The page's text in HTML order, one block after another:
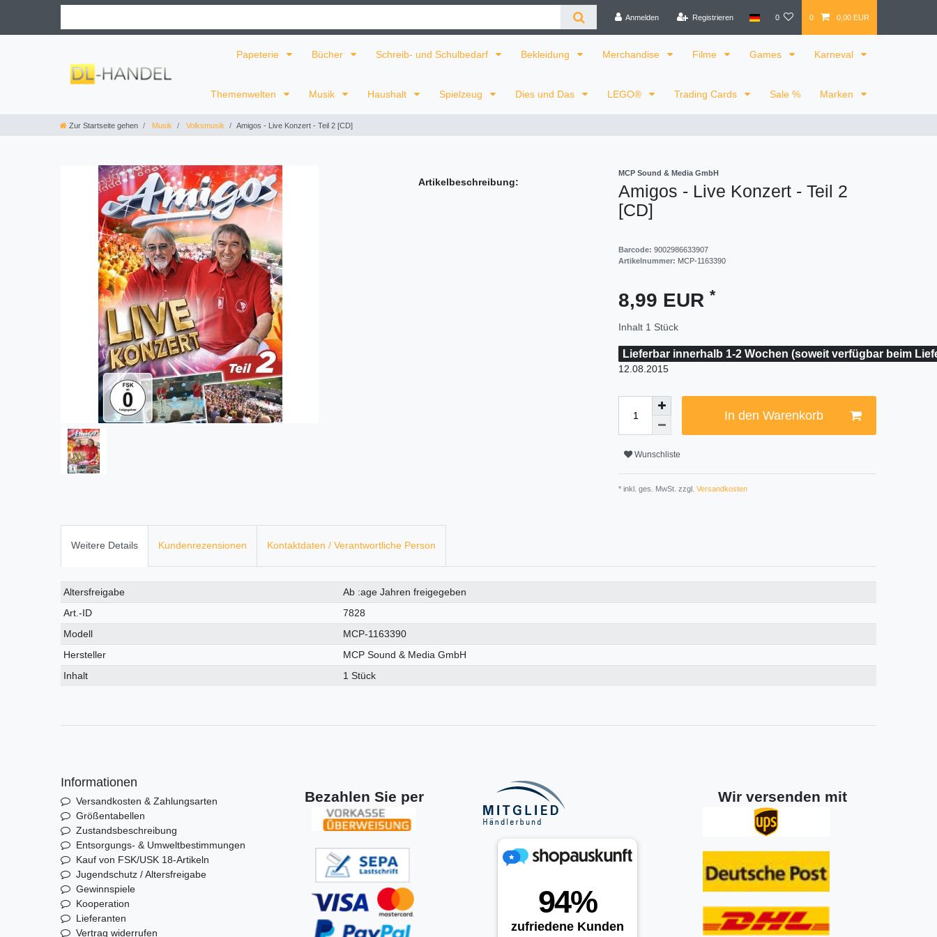
Anmelden Registrieren 0 0 0,00 EUR
Papeterie Bücher Schreib- und Schulbedarf Bekleidung Merchandise Filme Games Karneval
Themenwelten Musik Haushalt Spielzeug Dies und Das LEGO® Trading Cards Sale % Marken
Zur Startseite gehen Musik Volksmusik Amigos - Live Konzert - Teil 2 [CD]
Artikelbeschreibung:
MCP Sound & Media GmbH
Amigos - Live Konzert - Teil 2
[CD]
Barcode: 9002986633907
Artikelnummer: MCP-1163390
8,99 EUR *
Inhalt 1 Stück
Lieferbar innerhalb 1-2 Wochen (soweit verfügbar beim
12.08.2015
In den Warenkorb
Wunschliste
* inkl. ges. MwSt. zzgl. Versandkosten
Weitere Details Kundenrezensionen Kontaktdaten / Verantwortliche Person
Technisches
Merkmal
Wert
Altersfreigabe
Ab :age Jahren freigegeben
Art.-ID
7828
Modell
MCP-1163390
Hersteller
MCP Sound & Media GmbH
Inhalt
1 Stück
Informationen
Versandkosten & Zahlungsarten
Größentabellen
Zustandsbeschreibung
Entsorgungs- & Umweltbestimmungen
Kauf von FSK/USK 18-Artikeln
Jugendschutz / Altersfreigabe
Gewinnspiele
Kooperation
Lieferanten
Vertrag widerrufen
Bezahlen Sie per Wir versenden mit